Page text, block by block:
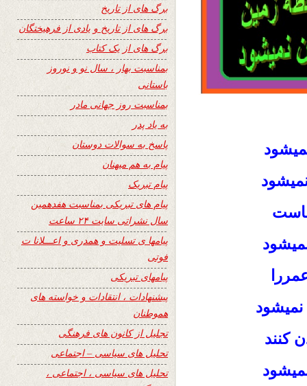
کنند
برگ های از تاریخ
برگ های از تاریخ و یادی از فرهیختگان
برگ های از یک کتاب
بمناسبت بهار ، سال نو و نوروز
باستانی
بمناسبت روز جهانی مادر
به یاد پدر
پاسخ به سوالات دوستان
پیام به هم میهنان
پیام تبریک
پیام های تبریکی بمناسبت هفدهمین
سال نشراتی سایت ۲۴ ساعت
پیامها ی تسلیت و همدری و اعـــلانا ت
فوتی
پیامهای تبریکی
پیشنهادات ، انتقادات و خواسته های
هموطنان
تجلیل از کانون های فرهنگی
تحلیل های سیاسی – اجتماعی
تحلیل های سیاسی ، اجتماعی ،